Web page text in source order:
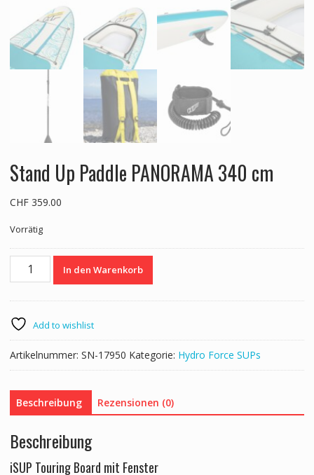
Stand Up Paddle PANORAMA 340 cm
CHF359.00
Vorrätig
Stand
340
cm
Menge
In den Warenkorb
Add to wishlist
Artikelnummer: SN-17950 Kategorie: Hydro Force SUPs
Beschreibung Rezensionen (0)
Beschreibung
iSUP Touring Board mit Fenster